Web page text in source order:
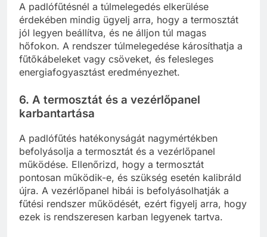
A padlófűtésnél a túlmelegedés elkerülése
érdekében mindig ügyelj arra, hogy a termosztát
jól legyen beállítva, és ne álljon túl magas
hőfokon. A rendszer túlmelegedése károsíthatja a
fűtőkábeleket vagy csöveket, és felesleges
energiafogyasztást eredményezhet.
6. A termosztát és a vezérlőpanel
karbantartása
A padlófűtés hatékonyságát nagymértékben
befolyásolja a termosztát és a vezérlőpanel
működése. Ellenőrizd, hogy a termosztát
pontosan működik-e, és szükség esetén kalibráld
újra. A vezérlőpanel hibái is befolyásolhatják a
fűtési rendszer működését, ezért figyelj arra, hogy
ezek is rendszeresen karban legyenek tartva.